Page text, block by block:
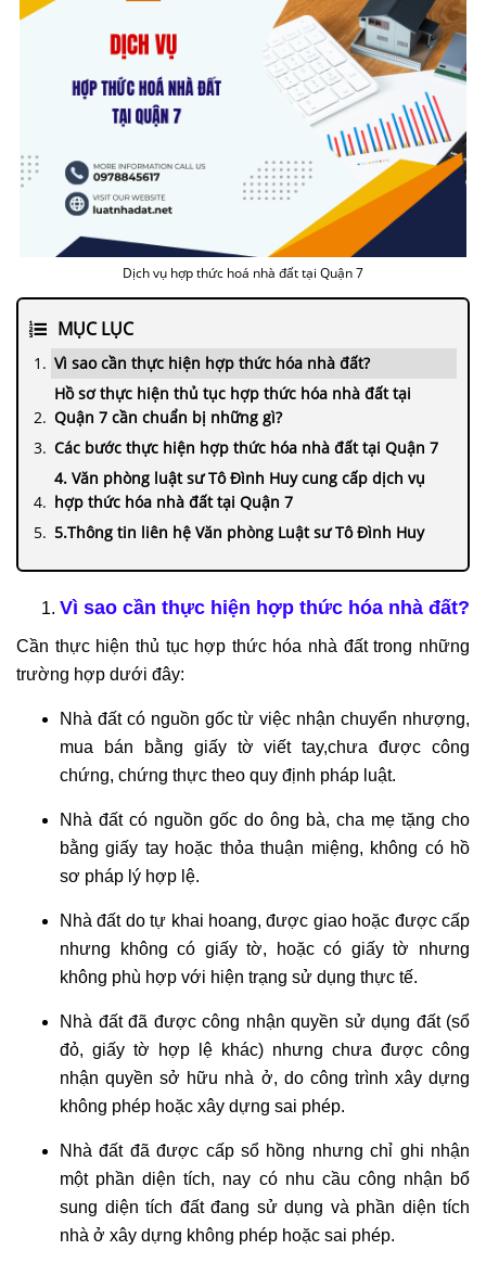
Dịch vụ hợp thức hoá nhà đất tại Quận 7
MỤC LỤC
Vì sao cần thực hiện hợp thức hóa nhà đất?
Hồ sơ thực hiện thủ tục hợp thức hóa nhà đất tại
Quận 7 cần chuẩn bị những gì?
Các bước thực hiện hợp thức hóa nhà đất tại Quận 7
4. Văn phòng luật sư Tô Đình Huy cung cấp dịch vụ
hợp thức hóa nhà đất tại Quận 7
5.Thông tin liên hệ Văn phòng Luật sư Tô Đình Huy
Vì sao cần thực hiện hợp thức hóa nhà đất?
Cần thực hiện thủ tục hợp thức hóa nhà đất trong những
trường hợp dưới đây:
Nhà đất có nguồn gốc từ việc nhận chuyển nhượng,
mua bán bằng giấy tờ viết tay,chưa được công
chứng, chứng thực theo quy định pháp luật.
Nhà đất có nguồn gốc do ông bà, cha mẹ tặng cho
bằng giấy tay hoặc thỏa thuận miệng, không có hồ
sơ pháp lý hợp lệ.
Nhà đất do tự khai hoang, được giao hoặc được cấp
nhưng không có giấy tờ, hoặc có giấy tờ nhưng
không phù hợp với hiện trạng sử dụng thực tế.
Nhà đất đã được công nhận quyền sử dụng đất (sổ
đỏ, giấy tờ hợp lệ khác) nhưng chưa được công
nhận quyền sở hữu nhà ở, do công trình xây dựng
không phép hoặc xây dựng sai phép.
Nhà đất đã được cấp sổ hồng nhưng chỉ ghi nhận
một phần diện tích, nay có nhu cầu công nhận bổ
sung diện tích đất đang sử dụng và phần diện tích
nhà ở xây dựng không phép hoặc sai phép.